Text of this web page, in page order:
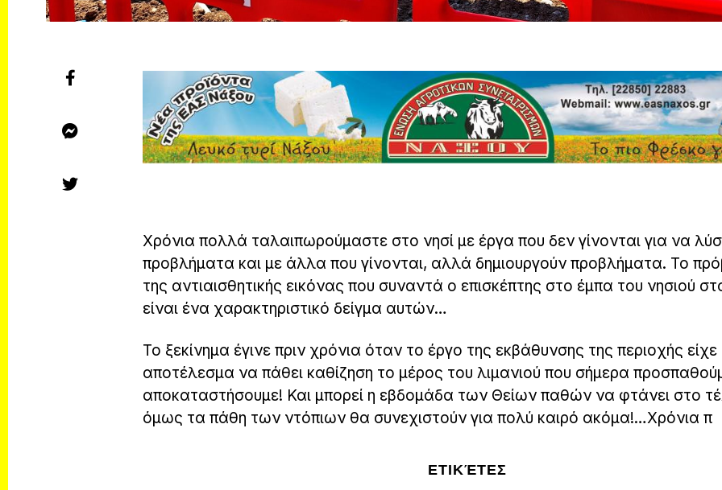
Χρόνια πολλά ταλαιπωρούμαστε στο νησί με έργα που δεν γίνονται για να
προβλήματα και με άλλα που γίνονται, αλλά δημιουργούν προβλήματα. Το
της αντιαισθητικής εικόνας που συναντά ο επισκέπτης στο έμπα του νησιού
είναι ένα χαρακτηριστικό δείγμα αυτών…
Το ξεκίνημα έγινε πριν χρόνια όταν το έργο της εκβάθυνσης της περιοχής
αποτέλεσμα να πάθει καθίζηση το μέρος του λιμανιού που σήμερα
αποκαταστήσουμε! Και μπορεί η εβδομάδα των Θείων παθών να φτάνει στο
όμως τα πάθη των ντόπιων θα συνεχιστούν για πολύ καιρό ακόμα!…Χρόνια π
ΕΤΙΚΈΤΕΣ